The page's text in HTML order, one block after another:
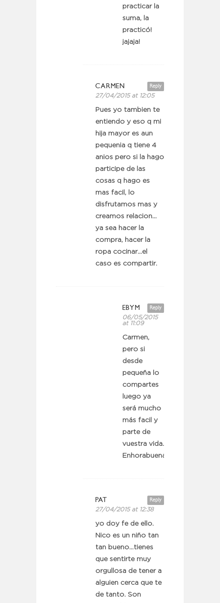
practicar la
suma, la
practicó!
jajaja!
Reply
CARMEN
27/04/2015 at 12:05
Pues yo tambien te
entiendo y eso q mi
hija mayor es aun
pequenia q tiene 4
anios pero si la hago
participe de las
cosas q hago es
mas facil, lo
disfrutamos mas y
creamos relacion…
ya sea hacer la
compra, hacer la
ropa cocinar…el
caso es compartir.
Reply
EBYM
06/05/2015
at 11:09
Carmen,
pero si
desde
pequeña lo
compartes
luego ya
será mucho
más facil y
parte de
vuestra vida.
Enhorabuena!
Reply
PAT
27/04/2015 at 12:38
yo doy fe de ello.
Nico es un niño tan
tan bueno…tienes
que sentirte muy
orgullosa de tener a
alguien cerca que te
de tanto. Son